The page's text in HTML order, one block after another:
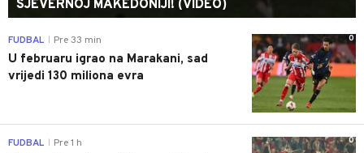
SJEVERNOJ MAKEDONIJI! (VIDEO)
0
FUDBAL Pre 33 min
U februaru igrao na Marakani, sad
vrijedi 130 miliona evra
0
FUDBAL Pre 1 h